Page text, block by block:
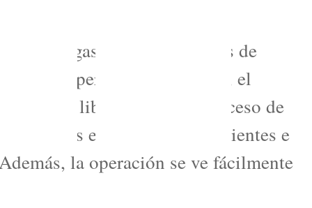
de dragas u otras máquinas de
de operación submarina, el
altura libre durante el proceso de
excesivas o insuficientes e
la operación se ve fácilmente